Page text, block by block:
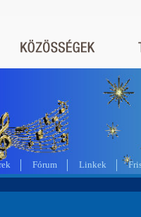
Fórum Linkek